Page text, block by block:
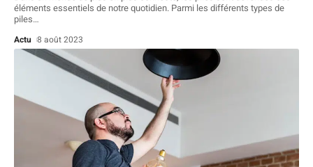
éléments essentiels de notre quotidien. Parmi les différents types de
piles…
Actu 8 août 2023